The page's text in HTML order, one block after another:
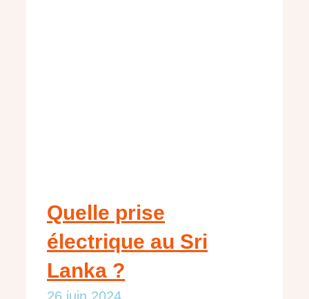
Quelle prise
électrique au Sri
Lanka ?